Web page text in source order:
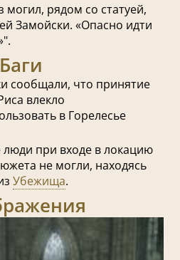
могил, рядом со статуей,
Замойски. «Опасно идти
Баги
сообщали, что принятие
влекло
в Горелесье
при входе в локацию
не могли, находясь
Убежища.